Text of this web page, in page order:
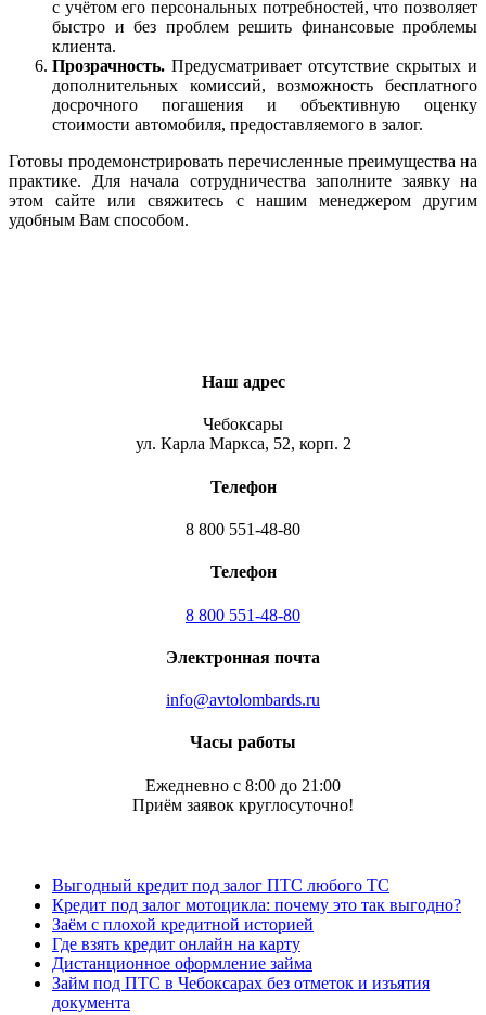
с учётом его персональных потребностей, что позволяет
быстро и без проблем решить финансовые проблемы
клиента.
Прозрачность. Предусматривает отсутствие скрытых и
дополнительных комиссий, возможность бесплатного
досрочного погашения и объективную оценку
стоимости автомобиля, предоставляемого в залог.
Готовы продемонстрировать перечисленные преимущества на
практике. Для начала сотрудничества заполните заявку на
этом сайте или свяжитесь с нашим менеджером другим
удобным Вам способом.
Наш адрес
Чебоксары
ул. Карла Маркса, 52, корп. 2
Телефон
8 800 551-48-80
Телефон
8 800 551-48-80
Электронная почта
info@avtolombards.ru
Часы работы
Ежедневно с 8:00 до 21:00
Приём заявок круглосуточно!
Выгодный кредит под залог ПТС любого ТС
Кредит под залог мотоцикла: почему это так выгодно?
Заём с плохой кредитной историей
Где взять кредит онлайн на карту
Дистанционное оформление займа
Займ под ПТС в Чебоксарах без отметок и изъятия
документа